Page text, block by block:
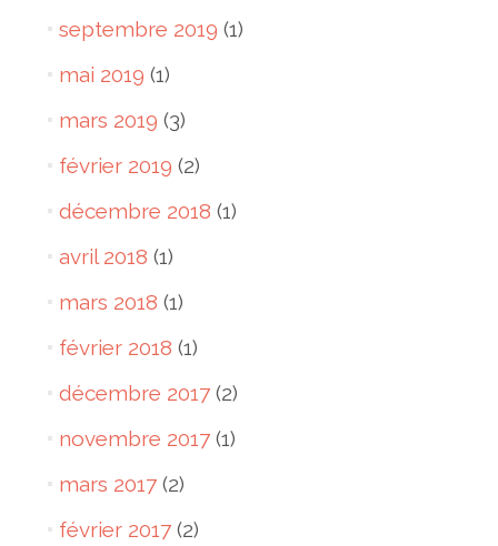
septembre 2019 (1)
mai 2019 (1)
mars 2019 (3)
février 2019 (2)
décembre 2018 (1)
avril 2018 (1)
mars 2018 (1)
février 2018 (1)
décembre 2017(2)
novembre 2017(1)
mars 2017(2)
février 2017(2)